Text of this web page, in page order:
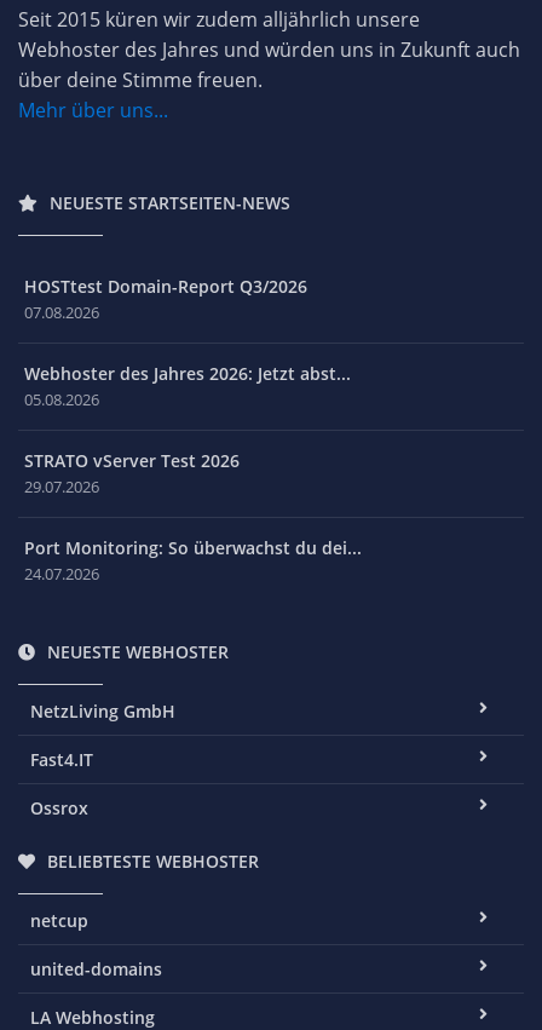
Seit 2015 küren wir zudem alljährlich unsere
Webhoster des Jahres und würden uns in Zukunft auch
über deine Stimme freuen.
Mehr über uns...
NEUESTE STARTSEITEN-NEWS
HOSTtest Domain-Report Q3/2026
07.08.2026
Webhoster des Jahres 2026: Jetzt abst...
05.08.2026
STRATO vServer Test 2026
29.07.2026
Port Monitoring: So überwachst du dei...
24.07.2026
NEUESTE WEBHOSTER
NetzLiving GmbH
Fast4.IT
Ossrox
BELIEBTESTE WEBHOSTER
netcup
united-domains
LA Webhosting